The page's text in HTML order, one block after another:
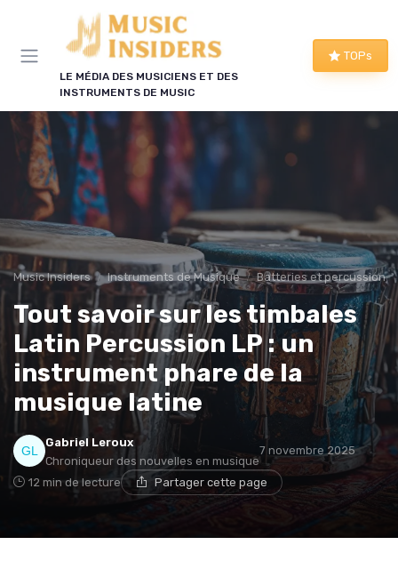
LE MÉDIA DES MUSICIENS ET DES
INSTRUMENTS DE MUSIC
TOPs
Music Insiders Instruments de Musique Batteries et percussions
Tout savoir sur les timbales
Latin Percussion LP : un
instrument phare de la
musique latine
Gabriel Leroux
Chroniqueur des nouvelles en musique
7 novembre 2025
12 min de lecture Partager cette page
Panneau de gestion des cookies